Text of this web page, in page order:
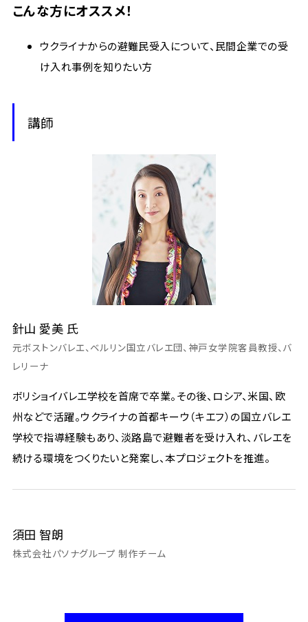
こんな方にオススメ！
ウクライナからの避難民受入について、民間企業での受
け入れ事例を知りたい方
講師
針山 愛美 氏
元ボストンバレエ、ベルリン国立バレエ団、神戸女学院客員教授、バ
レリーナ
ボリショイバレエ学校を首席で卒業。その後、ロシア、米国、欧
州などで活躍。ウクライナの首都キーウ（キエフ）の国立バレエ
学校で指導経験もあり、淡路島で避難者を受け入れ、バレエを
続ける環境をつくりたいと発案し、本プロジェクトを推進。
須田 智朗
株式会社パソナグループ 制作チーム